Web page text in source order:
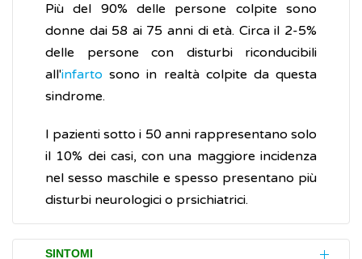
Più del 90% delle persone colpite sono
donne dai 58 ai 75 anni di età. Circa il 2-5%
delle persone con disturbi riconducibili
all'infarto sono in realtà colpite da questa
sindrome.
I pazienti sotto i 50 anni rappresentano solo
il 10% dei casi, con una maggiore incidenza
nel sesso maschile e spesso presentano più
disturbi neurologici o prsichiatrici.
SINTOMI